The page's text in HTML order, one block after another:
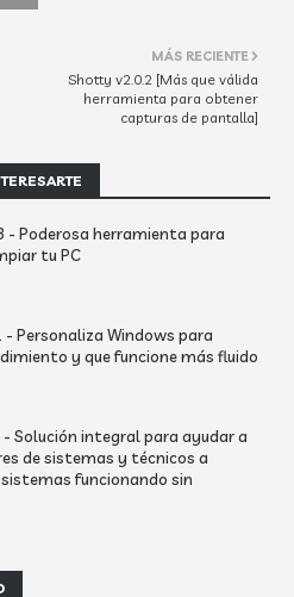
MÁS RECIENTE
Shotty v2.0.2 [Más que válida
herramienta para obtener
capturas de pantalla]
- Poderosa herramienta para
tu PC
- Personaliza Windows para
y que funcione más fluido
- Solución integral para ayudar a
de sistemas y técnicos a
funcionando sin